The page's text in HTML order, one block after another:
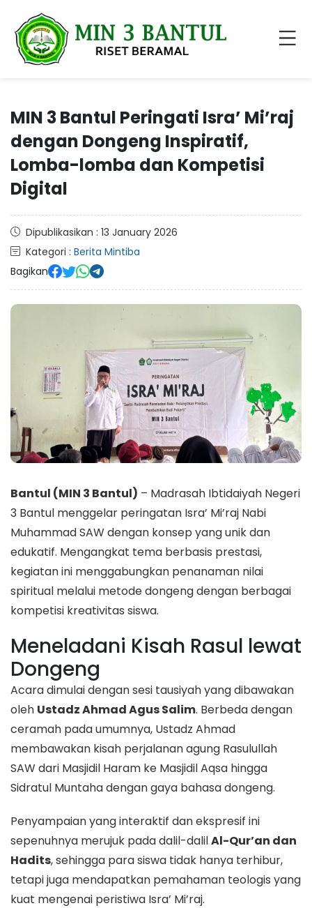
MIN 3 Bantul Peringati Isra’ Mi’raj
dengan Dongeng Inspiratif,
Lomba-lomba dan Kompetisi
Digital
Dipublikasikan : 13 January 2026
Kategori : Berita Mintiba
Bagikan
Bantul (MIN 3 Bantul) – Madrasah Ibtidaiyah Negeri
3 Bantul menggelar peringatan Isra’ Mi’raj Nabi
Muhammad SAW dengan konsep yang unik dan
edukatif. Mengangkat tema berbasis prestasi,
kegiatan ini menggabungkan penanaman nilai
spiritual melalui metode dongeng dengan berbagai
kompetisi kreativitas siswa.
​Meneladani Kisah Rasul lewat
Dongeng
​Acara dimulai dengan sesi tausiyah yang dibawakan
oleh Ustadz Ahmad Agus Salim. Berbeda dengan
ceramah pada umumnya, Ustadz Ahmad
membawakan kisah perjalanan agung Rasulullah
SAW dari Masjidil Haram ke Masjidil Aqsa hingga
Sidratul Muntaha dengan gaya bahasa dongeng.
​Penyampaian yang interaktif dan ekspresif ini
sepenuhnya merujuk pada dalil-dalilAl-Qur’an dan
Hadits, sehingga para siswa tidak hanya terhibur,
tetapi juga mendapatkan pemahaman teologis yang
kuat mengenai peristiwa Isra’ Mi’raj.